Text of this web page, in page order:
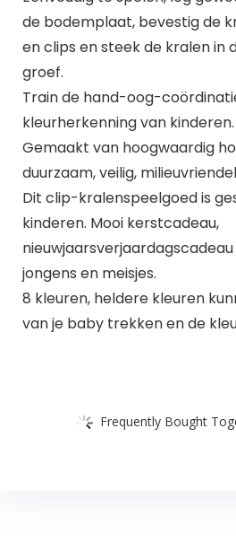
de bodemplaat, bevestig de
en clips en steek de kralen in
groef.
Train de hand-oog-
kleurherkenning van kinderen.
Gemaakt van hoogwaardig
duurzaam, veilig,
Dit clip-kralenspeelgoed is
kinderen. Mooi kerstcadeau,
jongens en meisjes.
8 kleuren, heldere kleuren
van je baby trekken en de
Frequently Bought